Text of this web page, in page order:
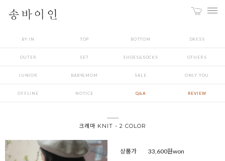
BY IN TOP BOTTOM DRESS
OUTER SET SHOES&SOCKS OTHERS
JUNIOR BABY&MOM SALE ONLY YOU
OFFLINE NOTICE Q&A REVIEW
크레마 KNIT - 2 COLOR
상품가 33,600원won